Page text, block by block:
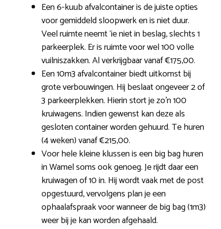
Een 6-kuub afvalcontainer is de juiste opties
voor gemiddeld sloopwerk en is niet duur.
Veel ruimte neemt ‘ie niet in beslag, slechts 1
parkeerplek. Er is ruimte voor wel 100 volle
vuilniszakken. Al verkrijgbaar vanaf €175,00.
Een 10m3 afvalcontainer biedt uitkomst bij
grote verbouwingen. Hij beslaat ongeveer 2 of
3 parkeerplekken. Hierin stort je zo’n 100
kruiwagens. Indien gewenst kan deze als
gesloten container worden gehuurd. Te huren
(4 weken) vanaf €215,00.
Voor hele kleine klussen is een big bag huren
in Wamel soms ook genoeg. Je rijdt daar een
kruiwagen of 10 in. Hij wordt vaak met de post
opgestuurd, vervolgens plan je een
ophaalafspraak voor wanneer de big bag (1m3)
weer bij je kan worden afgehaald.